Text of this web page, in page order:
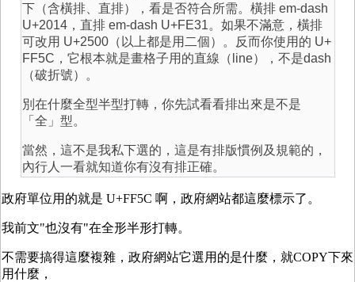
下（含橫排、直排），看是否符合所需。橫排 em-dash
U+2014，直排 em-dash U+FE31。如果不滿意，橫排
可改用 U+2500（以上都是用二個）。反而你使用的 U+
FF5C，它根本就是畫格子用的直線（line），不是dash
（破折號）。
別在什麼全型半型打轉，你先試看看排出來是不是
「全」型。
當然，這不是我私下選的，這是有排版慣例及規範的，
內行人一看就知道你有沒有排正確。
政府單位用的就是 U+FF5C 啊，政府網站都這麼標示了。
我前文"也沒有"在全形半形打轉。
不需要搞得這麼複雜，政府網站它選用的是什麼，就COPY下來
用什麼，